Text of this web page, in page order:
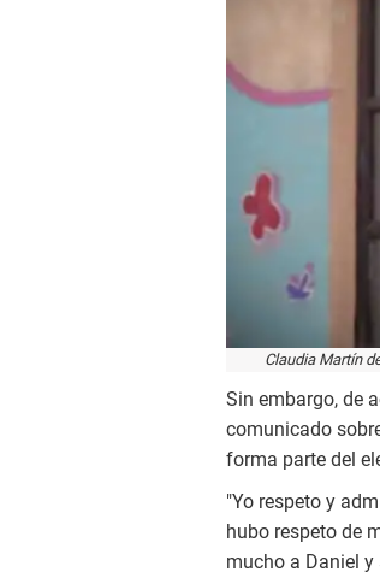
Claudia Martín
Sin embargo, de
comunicado
forma parte del
"Yo respeto y
hubo respeto de
mucho a Daniel